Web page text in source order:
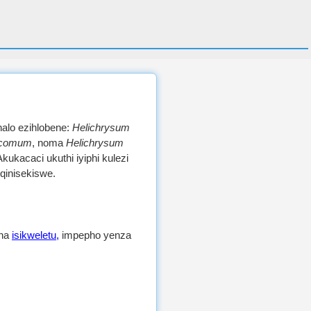
ezihlobene: Helichrysum
, noma Helichrysum
ukuthi iyiphi kulezi
isikweletu, impepho yenza